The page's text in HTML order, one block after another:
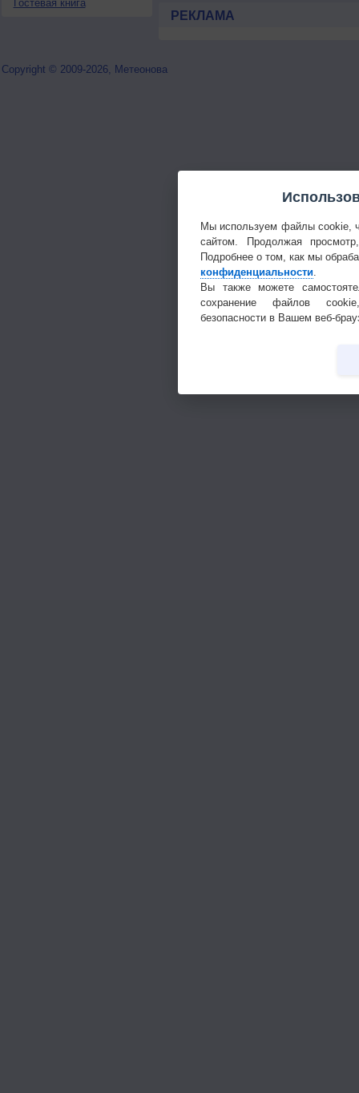
Гостевая книга
РЕКЛАМА
Copyright © 2009-2026, Метеонова
Мы используем файлы cookie,
сайтом. Продолжая
Подробнее о том, как мы
конфиденциальности
Вы также можете
сохранение файлов
безопасности в Вашем веб-